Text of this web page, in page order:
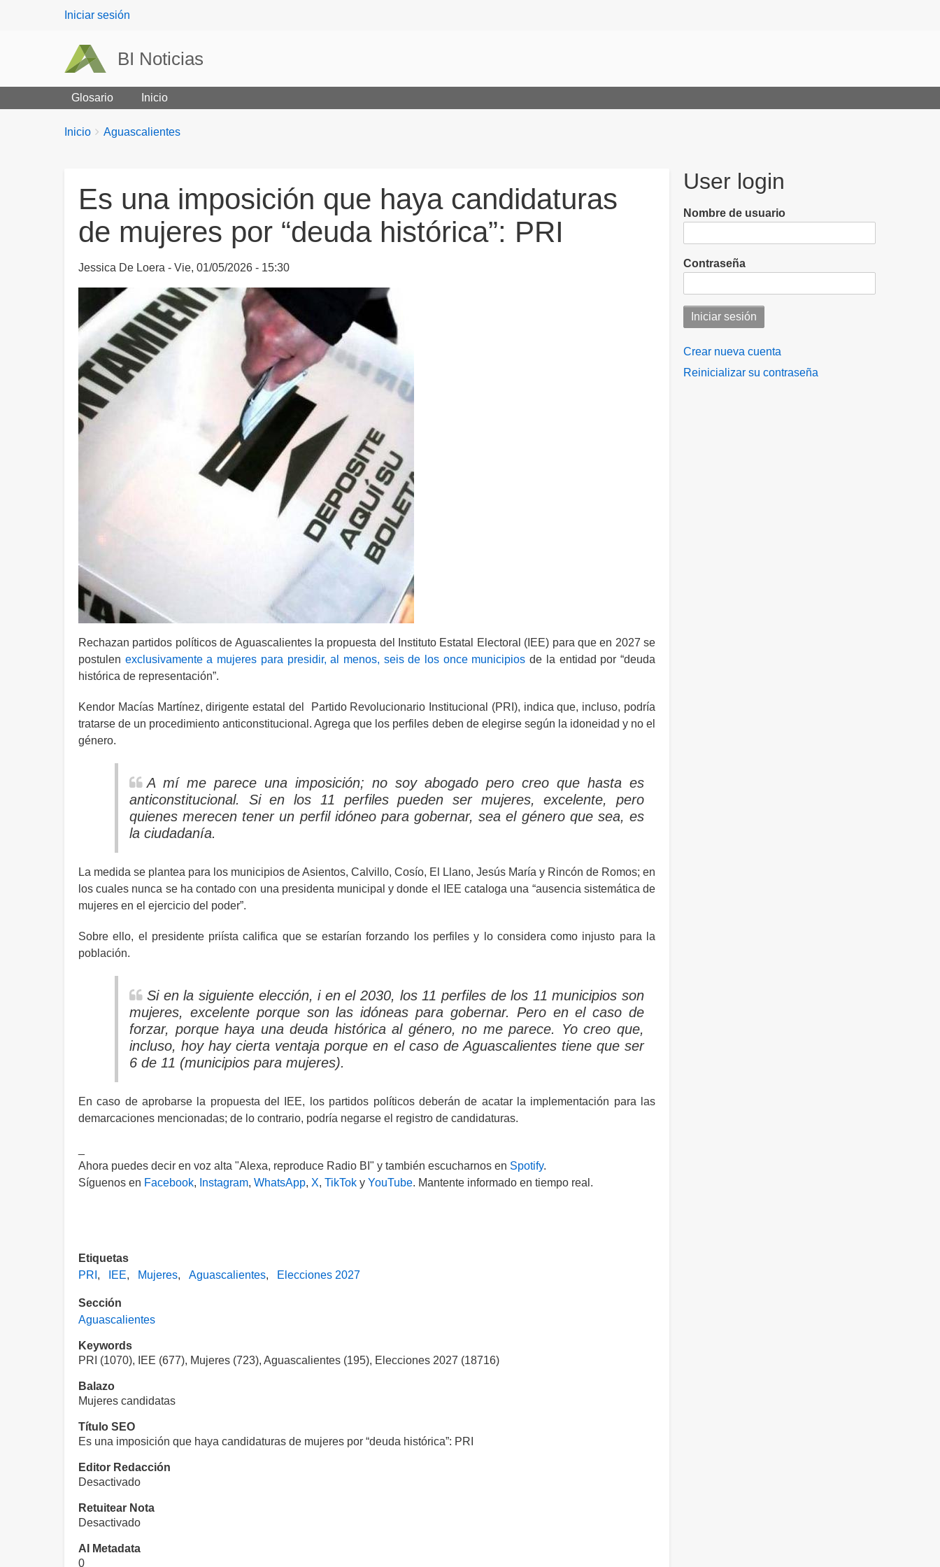
User
Iniciar sesión
BI Noticias
Glosario Inicio
Breadcrumbs
You
Inicio Aguascalientes
Es una imposición que haya candidaturas
de mujeres por “deuda histórica”: PRI
Jessica De Loera Vie, 01/05/2026 - 15:30
Rechazan partidos políticos de Aguascalientes la propuesta del Instituto Estatal Electoral (IEE) para que en 2027 se
postulen exclusivamente a mujeres para presidir, al menos, seis de los once municipios de la entidad por “deuda
histórica de representación”.
Kendor Macías Martínez, dirigente estatal del Partido Revolucionario Institucional (PRI), indica que, incluso, podría
tratarse de un procedimiento anticonstitucional. Agrega que los perfiles deben de elegirse según la idoneidad y no el
género.
A mí me parece una imposición; no soy abogado pero creo que hasta es
anticonstitucional. Si en los 11 perfiles pueden ser mujeres, excelente, pero
quienes merecen tener un perfil idóneo para gobernar, sea el género que sea, es
la ciudadanía.
La medida se plantea para los municipios de Asientos, Calvillo, Cosío, El Llano, Jesús María y Rincón de Romos; en
los cuales nunca se ha contado con una presidenta municipal y donde el IEE cataloga una “ausencia sistemática de
mujeres en el ejercicio del poder”.
Sobre ello, el presidente priísta califica que se estarían forzando los perfiles y lo considera como injusto para la
población.
Si en la siguiente elección, i en el 2030, los 11 perfiles de los 11 municipios son
mujeres, excelente porque son las idóneas para gobernar. Pero en el caso de
forzar, porque haya una deuda histórica al género, no me parece. Yo creo que,
incluso, hoy hay cierta ventaja porque en el caso de Aguascalientes tiene que ser
6 de 11 (municipios para mujeres).
En caso de aprobarse la propuesta del IEE, los partidos políticos deberán de acatar la implementación para las
demarcaciones mencionadas; de lo contrario, podría negarse el registro de candidaturas.
Ahora puedes decir en voz alta "Alexa, reproduce Radio BI" y también escucharnos en Spotify.
Síguenos en Facebook, Instagram, WhatsApp, X, TikTok y YouTube. Mantente informado en tiempo real.
Etiquetas
PRI
IEE Mujeres Aguascalientes Elecciones 2027
Sección
Aguascalientes
Keywords
PRI (1070), IEE (677), Mujeres (723), Aguascalientes (195), Elecciones 2027 (18716)
Balazo
Mujeres candidatas
Título SEO
Es una imposición que haya candidaturas de mujeres por “deuda histórica”: PRI
Editor Redacción
Desactivado
Retuitear Nota
Desactivado
AI Metadata
0
User login
Nombre de usuario
Contraseña
Crear nueva cuenta
Reinicializar su contraseña